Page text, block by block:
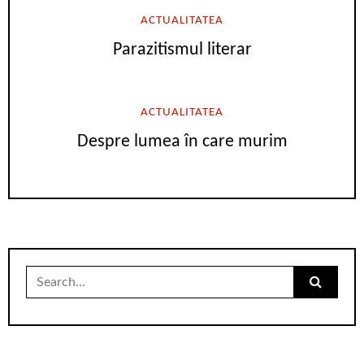
ACTUALITATEA
Parazitismul literar
ACTUALITATEA
Despre lumea în care murim
Search